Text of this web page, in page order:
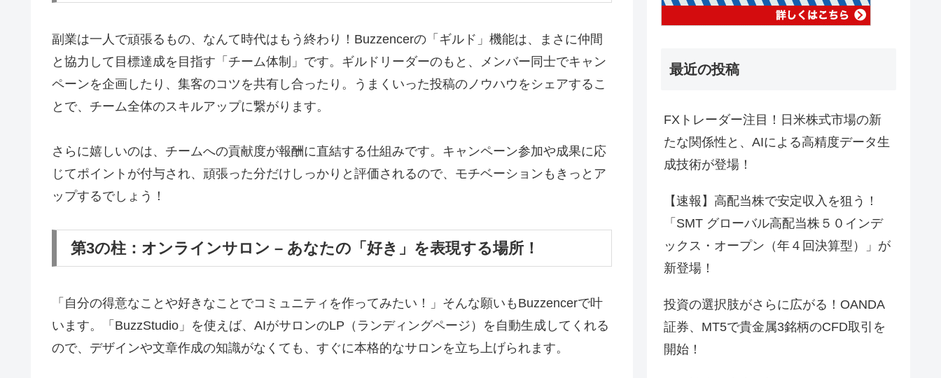
副業は一人で頑張るもの、なんて時代はもう終わり！Buzzencerの「ギルド」機能は、まさに仲間
と協力して目標達成を目指す「チーム体制」です。ギルドリーダーのもと、メンバー同士でキャン
ペーンを企画したり、集客のコツを共有し合ったり。うまくいった投稿のノウハウをシェアするこ
とで、チーム全体のスキルアップに繋がります。
さらに嬉しいのは、チームへの貢献度が報酬に直結する仕組みです。キャンペーン参加や成果に応
じてポイントが付与され、頑張った分だけしっかりと評価されるので、モチベーションもきっとア
ップするでしょう！
第3の柱：オンラインサロン – あなたの「好き」を表現する場所！
「自分の得意なことや好きなことでコミュニティを作ってみたい！」そんな願いもBuzzencerで叶
います。「BuzzStudio」を使えば、AIがサロンのLP（ランディングページ）を自動生成してくれる
ので、デザインや文章作成の知識がなくても、すぐに本格的なサロンを立ち上げられます。
最近の投稿
FXトレーダー注目！日米株式市場の新
たな関係性と、AIによる高精度データ生
成技術が登場！
【速報】高配当株で安定収入を狙う！
「SMT グローバル高配当株５０インデ
ックス・オープン（年４回決算型）」が
新登場！
投資の選択肢がさらに広がる！OANDA
証券、MT5で貴金属3銘柄のCFD取引を
開始！